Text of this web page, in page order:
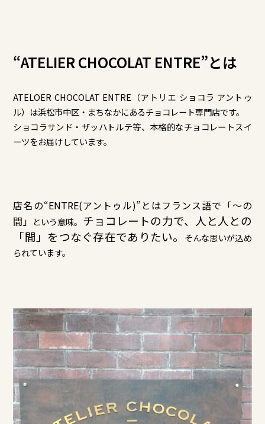
“ATELIER CHOCOLAT ENTRE”とは
ATELOER CHOCOLAT ENTRE（アトリエ ショコラ アントゥ
ル）は浜松市中区・まちなかにあるチョコレート専門店です。
ショコラサンド・ザッハトルテ等、本格的なチョコレートスイ
ーツをお届けしています。
店名の“ENTRE(アントゥル)”とはフランス語で 「～の
間」
という意味。 チョコレートの力で、人と人との
「間」 をつなぐ存在でありたい。
そんな思いが込め
られています。